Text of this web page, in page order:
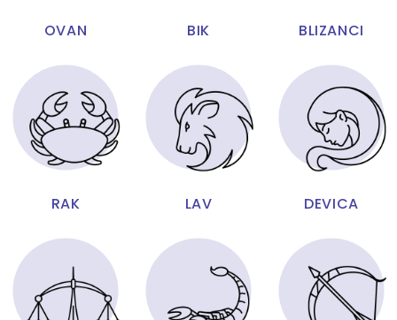
OVAN BIK BLIZANCI
RAK LAV DEVICA